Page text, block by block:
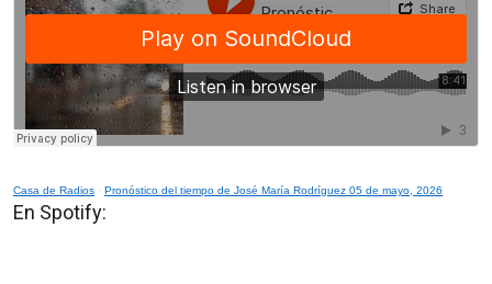
Casa de Radios · Pronóstico del tiempo de José María Rodríguez 05 de mayo, 2026
En Spotify: